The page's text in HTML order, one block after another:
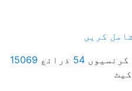
کریں
کرنسیوں 54 ذرائع 15069